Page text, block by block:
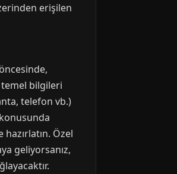
erişilen
temel bilgileri
telefon vb.)
Özel
geliyorsanız,